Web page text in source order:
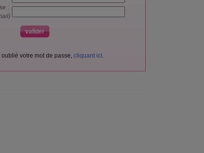
:
oublié votre mot de passe, cliquant ici.